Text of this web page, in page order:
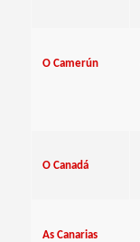
O Camerún
O Canadá
As Canarias